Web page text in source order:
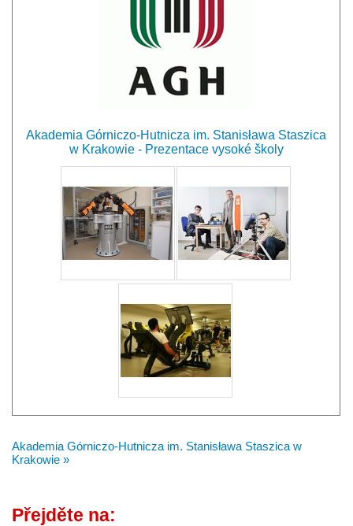
Akademia Górniczo-Hutnicza im. Stanisława Staszica
w Krakowie - Prezentace vysoké školy
Akademia Górniczo-Hutnicza im. Stanisława Staszica w
Krakowie »
Přejděte na: